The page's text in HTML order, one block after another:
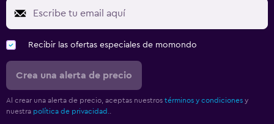
Recibir las ofertas especiales de momondo
Crea una alerta de precio
Al crear una alerta de precio, aceptas nuestros términos y condiciones y
nuestra política de privacidad.